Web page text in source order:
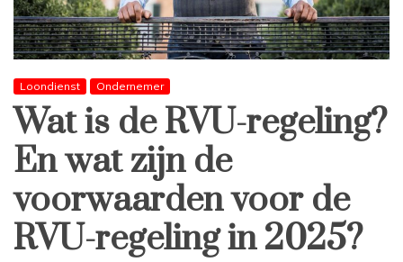
Loondienst Ondernemer
Wat is de RVU-regeling?
En wat zijn de
voorwaarden voor de
RVU-regeling in 2025?